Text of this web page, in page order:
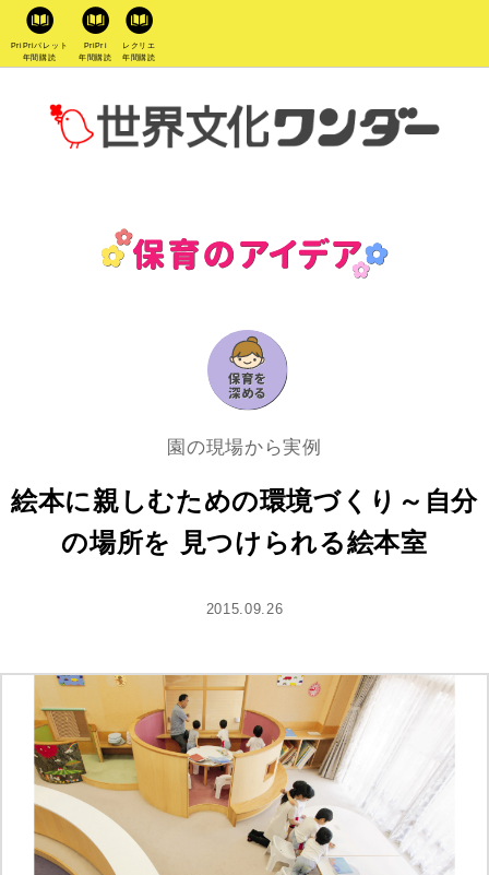
PriPriパレット
年間購読
PriPri
年間購読
レクリエ
年間購読
園の現場から実例
絵本に親しむための環境づくり～自分
の場所を 見つけられる絵本室
2015.09.26